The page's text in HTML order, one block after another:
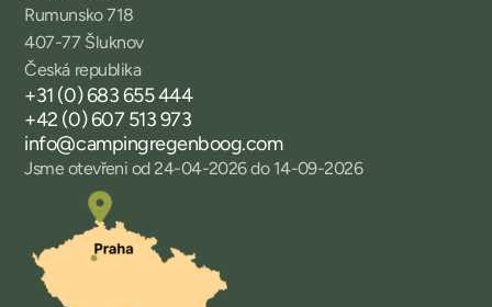
Rumunsko 718
407-77 Šluknov
Česká republika
+31 (0) 683 655 444
+42 (0) 607 513 973
info@campingregenboog.com
Jsme otevřeni od 24-04-2026 do 14-09-2026